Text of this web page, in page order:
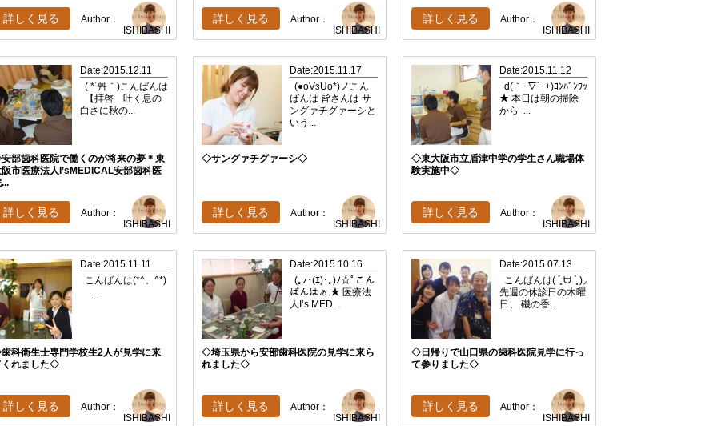
Author：
ISHIBASHI
詳しく見る
Author：
ISHIBASHI
詳しく見る
Author：
ISHIBASHI
詳しく見る
Date:2015.12.11
( *´艸｀)こんばんは
【拝啓 吐く息の
白さに秋の...
部歯科医院で働くのが将来の夢＊東
市医療法人I’sMEDICAL安部歯科医
Author：
ISHIBASHI
詳しく見る
Date:2015.11.17
(●oVзUo*)ノこん
ばんは 皆さんは サ
ングァチグァーシと
いう...
◇サングァチグァーシ◇
Author：
ISHIBASHI
詳しく見る
Date:2015.11.12
d(｀･▽´･+)ｺﾝﾊﾞﾝﾜｯ
★ 本日は朝の掃除
から ...
◇東大阪市立盾津中学の学生さん職場体
験実施中◇
Author：
ISHIBASHI
詳しく見る
Date:2015.11.11
こんばんは(*^。^*)
...
科衛生士専門学校生2人が見学に来
くれました◇
Author：
ISHIBASHI
詳しく見る
Date:2015.10.16
(｡ﾉ･(ｴ)･｡)ﾉ☆ﾟこん
ばんはぁ.★ 医療法
人I’s MED...
◇埼玉県から安部歯科医院の見学に来ら
れました◇
Author：
ISHIBASHI
詳しく見る
Date:2015.07.13
こんばんは( ´͈ ᗨ `͈ )◞
先週の休診日の木曜
日、 磯の香...
◇日帰りで山口県の歯科医院見学に行っ
て参りました◇
Author：
ISHIBASHI
詳しく見る